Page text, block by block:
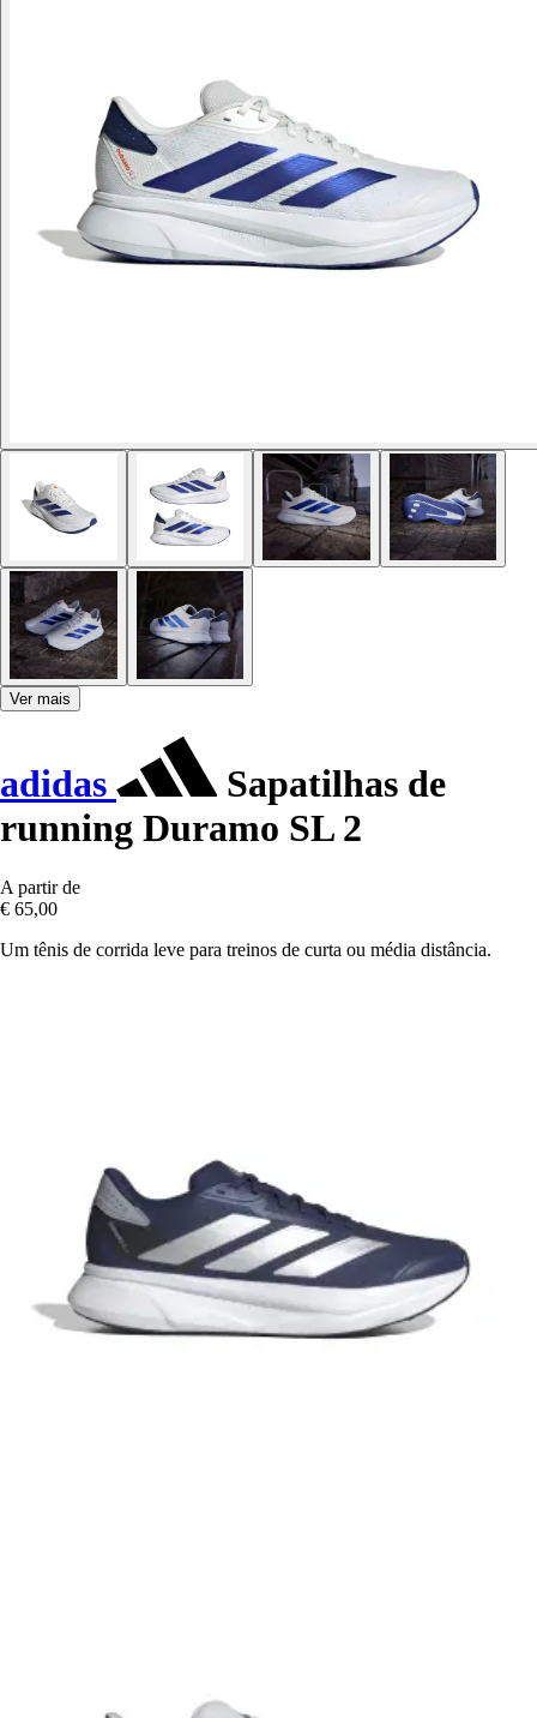
Ver mais
adidas
Sapatilhas de
running Duramo SL 2
A partir de
€ 65,00
Um tênis de corrida leve para treinos de curta ou média distância.